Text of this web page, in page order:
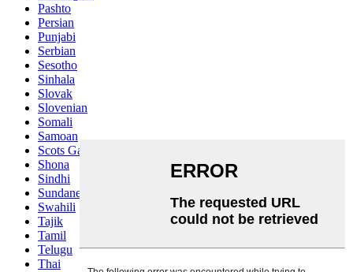
Pashto
Persian
Punjabi
Serbian
Sesotho
Sinhala
Slovak
Slovenian
Somali
Samoan
Scots Gaelic
Shona
Sindhi
Sundanese
Swahili
Tajik
Tamil
Telugu
Thai